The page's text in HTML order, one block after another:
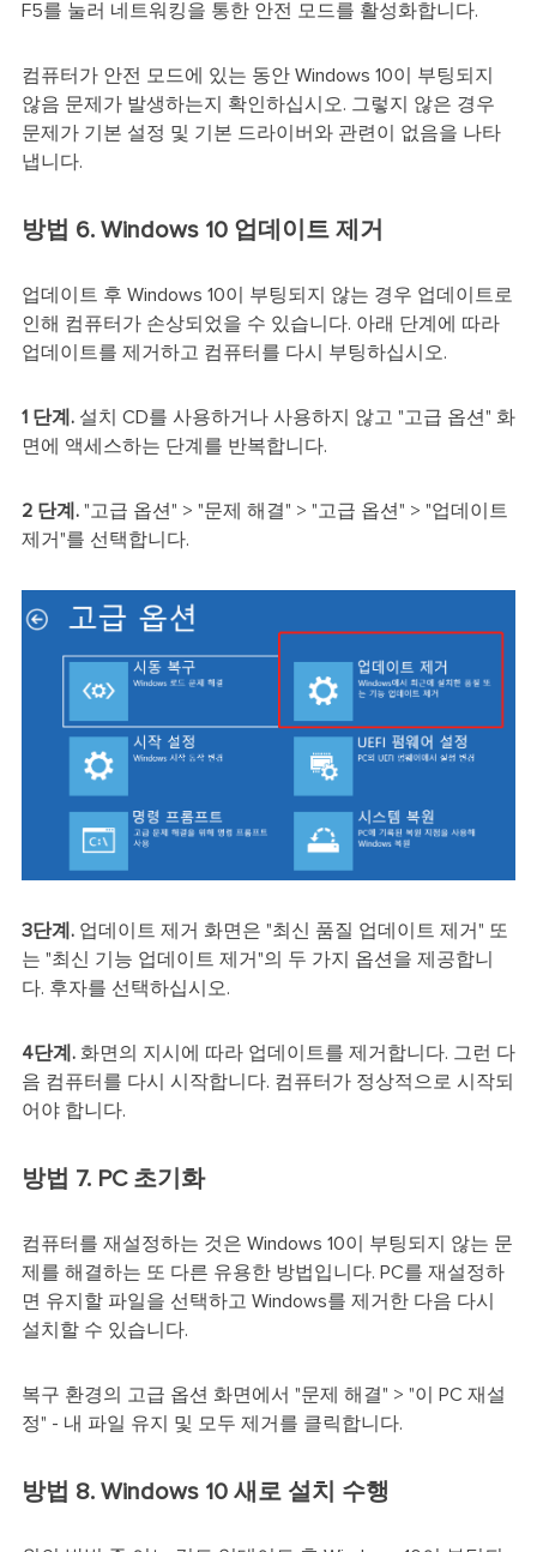
F5를 눌러 네트워킹을 통한 안전 모드를 활성화합니다.
컴퓨터가 안전 모드에 있는 동안 Windows 10이 부팅되지
않음 문제가 발생하는지 확인하십시오. 그렇지 않은 경우
문제가 기본 설정 및 기본 드라이버와 관련이 없음을 나타
냅니다.
방법 6. Windows 10 업데이트 제거
업데이트 후 Windows 10이 부팅되지 않는 경우 업데이트로
인해 컴퓨터가 손상되었을 수 있습니다. 아래 단계에 따라
업데이트를 제거하고 컴퓨터를 다시 부팅하십시오.
1 단계. 설치 CD를 사용하거나 사용하지 않고 "고급 옵션" 화
면에 액세스하는 단계를 반복합니다.
2 단계."고급 옵션" > "문제 해결" > "고급 옵션" > "업데이트
제거"를 선택합니다.
3단계.업데이트 제거 화면은 "최신 품질 업데이트 제거" 또
는 "최신 기능 업데이트 제거"의 두 가지 옵션을 제공합니
다. 후자를 선택하십시오.
4단계.화면의 지시에 따라 업데이트를 제거합니다. 그런 다
음 컴퓨터를 다시 시작합니다. 컴퓨터가 정상적으로 시작되
어야 합니다.
방법 7. PC 초기화
컴퓨터를 재설정하는 것은 Windows 10이 부팅되지 않는 문
제를 해결하는 또 다른 유용한 방법입니다. PC를 재설정하
면 유지할 파일을 선택하고 Windows를 제거한 다음 다시
설치할 수 있습니다.
복구 환경의 고급 옵션 화면에서 "문제 해결" > "이 PC 재설
정" - 내 파일 유지 및 모두 제거를 클릭합니다.
방법 8. Windows 10 새로 설치 수행